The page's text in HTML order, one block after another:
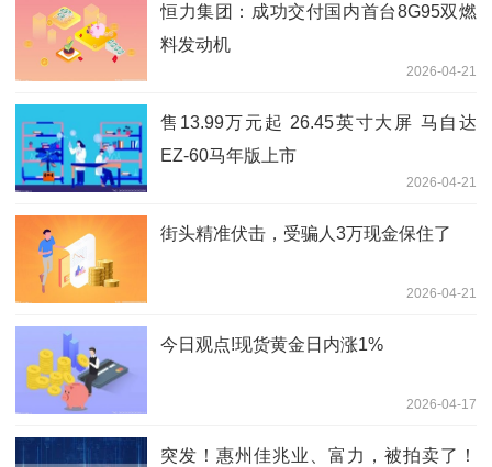
恒力集团：成功交付国内首台8G95双燃
料发动机
2026-04-21
售13.99万元起 26.45英寸大屏 马自达
EZ-60马年版上市
2026-04-21
街头精准伏击，受骗人3万现金保住了
2026-04-21
今日观点!现货黄金日内涨1%
2026-04-17
突发！惠州佳兆业、富力，被拍卖了！